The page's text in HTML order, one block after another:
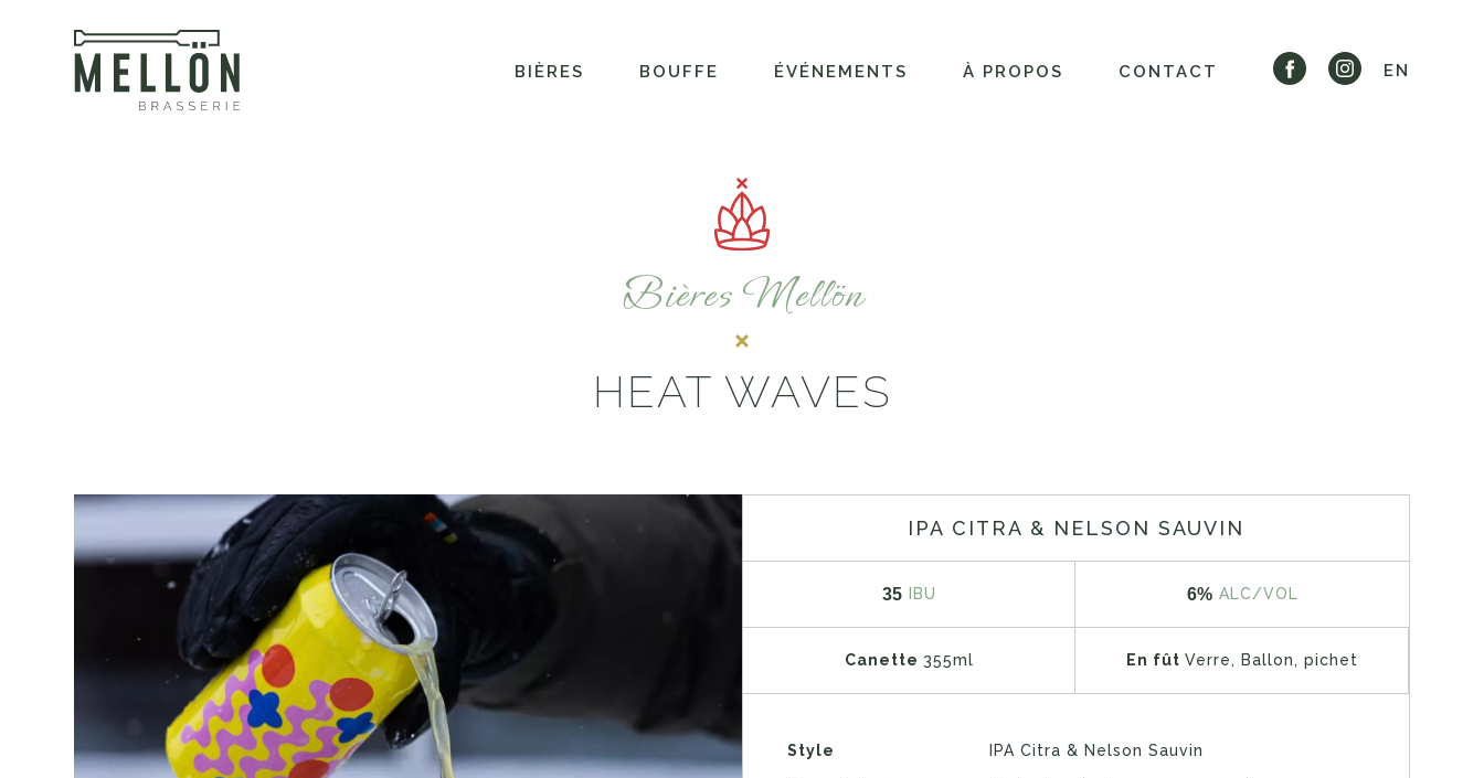
BIÈRES BOUFFE ÉVÉNEMENTS À PROPOS CONTACT EN
Bières Mellön
HEAT WAVES
IPA CITRA & NELSON SAUVIN
35 IBU 6% ALC/VOL
Canette 355ml En fût Verre, Ballon, pichet
Style IPA Citra & Nelson Sauvin